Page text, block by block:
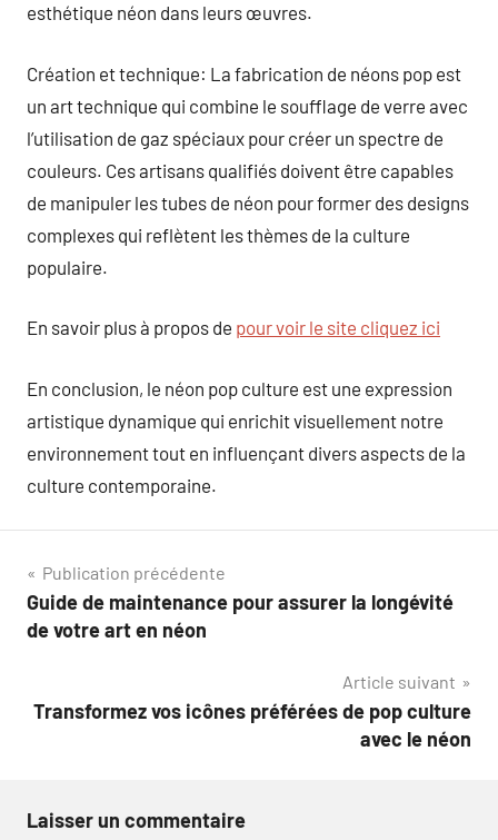
esthétique néon dans leurs œuvres.
Création et technique: La fabrication de néons pop est
un art technique qui combine le soufflage de verre avec
l’utilisation de gaz spéciaux pour créer un spectre de
couleurs. Ces artisans qualifiés doivent être capables
de manipuler les tubes de néon pour former des designs
complexes qui reflètent les thèmes de la culture
populaire.
En savoir plus à propos de pour voir le site cliquez ici
En conclusion, le néon pop culture est une expression
artistique dynamique qui enrichit visuellement notre
environnement tout en influençant divers aspects de la
culture contemporaine.
Navigation
de
Publication précédente
Guide de maintenance pour assurer la longévité
de votre art en néon
Article suivant
Transformez vos icônes préférées de pop culture
avec le néon
Laisser un commentaire